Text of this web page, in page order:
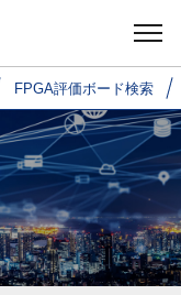
FPGA評価ボード検索